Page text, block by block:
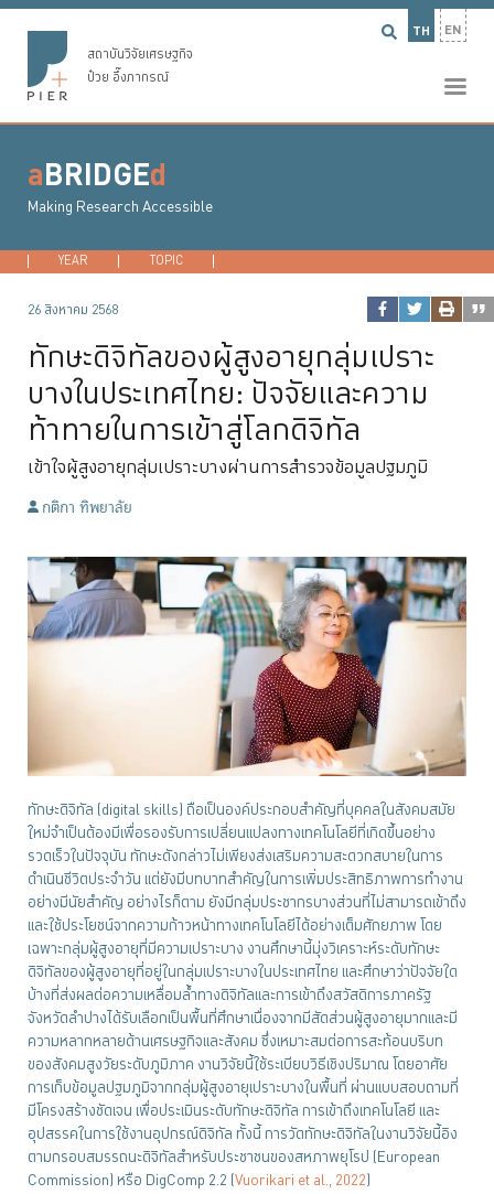
TH EN
สถาบันวิจัยเศรษฐกิจ
ป๋วย อึ๊งภากรณ์
aBRIDGEd
Making Research Accessible
YEAR 2026 2025
TOPIC
26 สิงหาคม 2568
ทักษะดิจิทัลของผู้สูงอายุกลุ่มเปราะ
บางในประเทศไทย: ปัจจัยและความ
ท้าทายในการเข้าสู่โลกดิจิทัล
เข้าใจผู้สูงอายุกลุ่มเปราะบางผ่านการสำรวจข้อมูลปฐมภูมิ
กติกา ทิพยาลัย
ทักษะดิจิทัล (digital skills) ถือเป็นองค์ประกอบสำคัญที่บุคคลในสังคมสมัย
ใหม่จำเป็นต้องมีเพื่อรองรับการเปลี่ยนแปลงทางเทคโนโลยีที่เกิดขึ้นอย่าง
รวดเร็วในปัจจุบัน ทักษะดังกล่าวไม่เพียงส่งเสริมความสะดวกสบายในการ
ดำเนินชีวิตประจำวัน แต่ยังมีบทบาทสำคัญในการเพิ่มประสิทธิภาพการทำงาน
อย่างมีนัยสำคัญ อย่างไรก็ตาม ยังมีกลุ่มประชากรบางส่วนที่ไม่สามารถเข้าถึง
และใช้ประโยชน์จากความก้าวหน้าทางเทคโนโลยีได้อย่างเต็มศักยภาพ โดย
เฉพาะกลุ่มผู้สูงอายุที่มีความเปราะบาง งานศึกษานี้มุ่งวิเคราะห์ระดับทักษะ
ดิจิทัลของผู้สูงอายุที่อยู่ในกลุ่มเปราะบางในประเทศไทย และศึกษาว่าปัจจัยใด
บ้างที่ส่งผลต่อความเหลื่อมล้ำทางดิจิทัลและการเข้าถึงสวัสดิการภาครัฐ
จังหวัดลำปางได้รับเลือกเป็นพื้นที่ศึกษาเนื่องจากมีสัดส่วนผู้สูงอายุมากและมี
ความหลากหลายด้านเศรษฐกิจและสังคม ซึ่งเหมาะสมต่อการสะท้อนบริบท
ของสังคมสูงวัยระดับภูมิภาค งานวิจัยนี้ใช้ระเบียบวิธีเชิงปริมาณ โดยอาศัย
การเก็บข้อมูลปฐมภูมิจากกลุ่มผู้สูงอายุเปราะบางในพื้นที่ ผ่านแบบสอบถามที่
มีโครงสร้างชัดเจน เพื่อประเมินระดับทักษะดิจิทัล การเข้าถึงเทคโนโลยี และ
อุปสรรคในการใช้งานอุปกรณ์ดิจิทัล ทั้งนี้ การวัดทักษะดิจิทัลในงานวิจัยนี้อิง
ตามกรอบสมรรถนะดิจิทัลสำหรับประชาชนของสหภาพยุโรป (European
Commission) หรือ DigComp 2.2 (Vuorikari et al., 2022)